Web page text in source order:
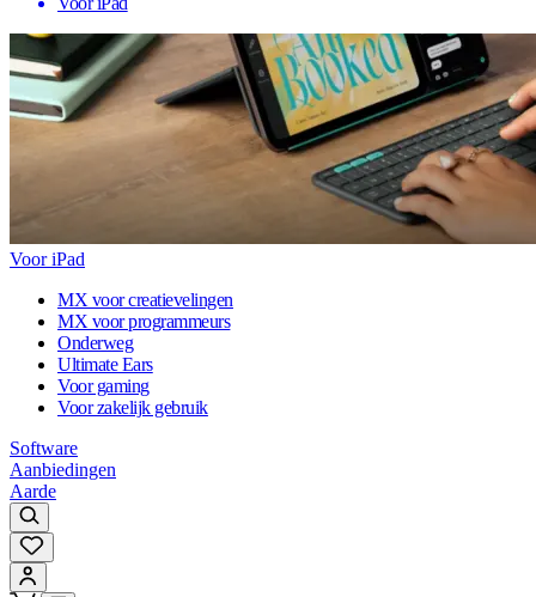
Voor iPad
MX voor creatievelingen
MX voor programmeurs
Onderweg
Ultimate Ears
Voor gaming
Voor zakelijk gebruik
Software
Aanbiedingen
Aarde